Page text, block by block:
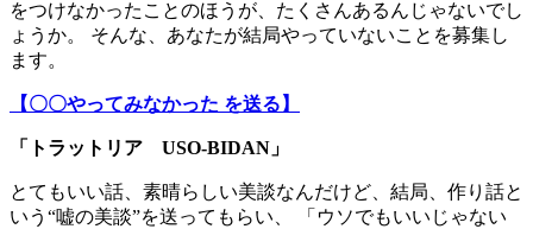
をつけなかったことのほうが、たくさんあるんじゃないでし
ょうか。 そんな、あなたが結局やっていないことを募集し
ます。
【〇〇やってみなかった を送る】
「トラットリア USO-BIDAN」
とてもいい話、素晴らしい美談なんだけど、結局、作り話と
いう“嘘の美談”を送ってもらい、 「ウソでもいいじゃない